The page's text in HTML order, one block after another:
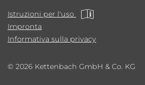
Istruzioni per l'uso
Impronta
Informativa sulla privacy
© 2026 Kettenbach GmbH & Co. KG